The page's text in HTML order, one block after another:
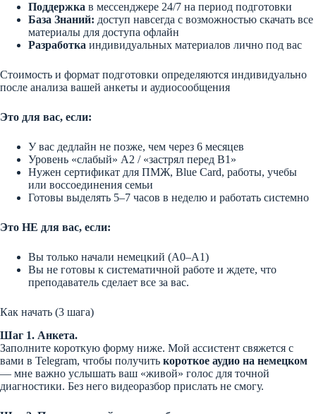
Поддержка в мессенджере 24/7 на период подготовки
База Знаний: доступ навсегда с возможностью скачать все
материалы для доступа офлайн
Разработка индивидуальных материалов лично под вас
Стоимость и формат подготовки определяются индивидуально
после анализа вашей анкеты и аудиосообщения
Это для вас, если:
У вас дедлайн не позже, чем через 6 месяцев
Уровень «слабый» A2 / «застрял перед B1»
Нужен сертификат для ПМЖ, Blue Card, работы, учебы
или воссоединения семьи
Готовы выделять 5–7 часов в неделю и работать системно
Это НЕ для вас, если:
Вы только начали немецкий (A0–A1)
Вы не готовы к систематичной работе и ждете, что
преподаватель сделает все за вас.
Как начать (3 шага)
Шаг 1. Анкета.
Заполните короткую форму ниже. Мой ассистент свяжется с
вами в Telegram, чтобы получить короткое аудио на немецком
— мне важно услышать ваш «живой» голос для точной
диагностики. Без него видеоразбор прислать не смогу.